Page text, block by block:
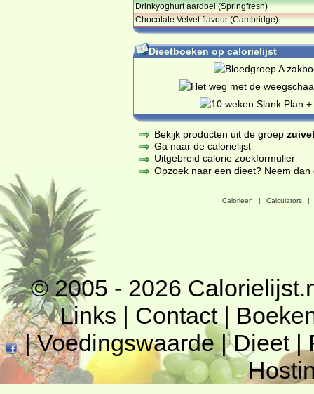
Drinkyoghurt aardbei (Springfresh)
Chocolate Velvet flavour (Cambridge)
Dieetboeken op calorielijst
Bekijk producten uit de groep
Ga naar de calorielijst
Uitgebreid calorie zoekformulier
Opzoek naar een dieet? Neem
Calorieen | Calculators |
© 2005 - 2026
Links | Contact|
|Voedingswaarde|Dieet|